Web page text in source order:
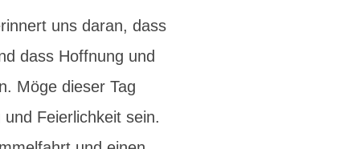
uns daran, dass
dass Hoffnung und
Möge dieser Tag
Feierlichkeit sein.